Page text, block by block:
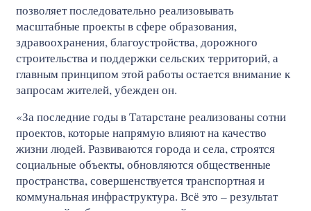
позволяет последовательно реализовывать
масштабные проекты в сфере образования,
здравоохранения, благоустройства, дорожного
строительства и поддержки сельских территорий, а
главным принципом этой работы остается внимание к
запросам жителей, убежден он.
«За последние годы в Татарстане реализованы сотни
проектов, которые напрямую влияют на качество
жизни людей. Развиваются города и села, строятся
социальные объекты, обновляются общественные
пространства, совершенствуется транспортная и
коммунальная инфраструктура. Всё это – результат